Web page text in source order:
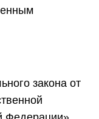
закона от